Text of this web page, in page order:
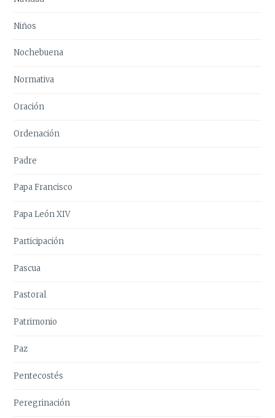
Niños
Nochebuena
Normativa
Oración
Ordenación
Padre
Papa Francisco
Papa León XIV
Participación
Pascua
Pastoral
Patrimonio
Paz
Pentecostés
Peregrinación